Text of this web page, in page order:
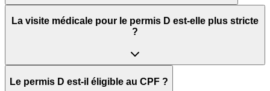
La visite médicale pour le permis D est-elle plus stricte
?
Le permis D est-il éligible au CPF ?